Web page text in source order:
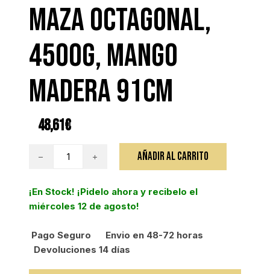
MAZA OCTAGONAL,
4500G, MANGO
MADERA 91CM
48,61€
MAZA
MANGO
MADERA
cantidad
AÑADIR AL CARRITO
¡En Stock! ¡Pidelo ahora y recibelo el
miércoles 12 de agosto!
Pago Seguro
Envio en 48-72 horas
Devoluciones 14 días